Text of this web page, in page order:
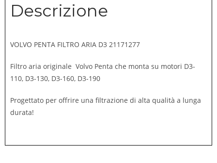
Descrizione
VOLVO PENTA FILTRO ARIA D3 21171277
Filtro aria originale Volvo Penta che monta su motori D3-
110, D3-130, D3-160, D3-190
Progettato per offrire una filtrazione di alta qualità a lunga
durata!